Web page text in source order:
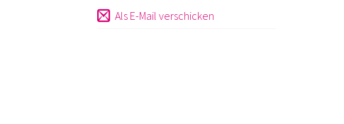
Als E-Mail verschicken